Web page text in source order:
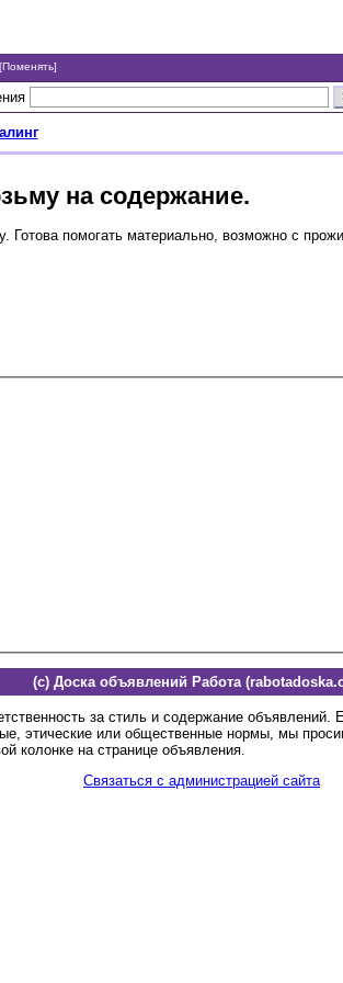
[Поменять]
на содержание.
Готова помогать материально, возможно с
(c) Доска объявлений Работа
за стиль и содержание
этические или общественные нормы, мы
колонке на странице объявления.
Связаться с администрацией сайта